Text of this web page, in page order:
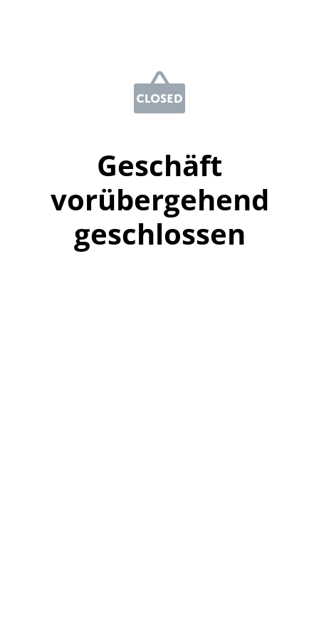
Geschäft
vorübergehend
geschlossen